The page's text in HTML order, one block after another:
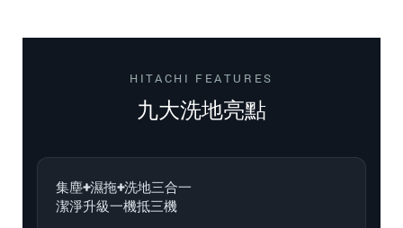
HITACHI FEATURES
九大洗地亮點
集塵+濕拖+洗地三合一
潔淨升級一機抵三機